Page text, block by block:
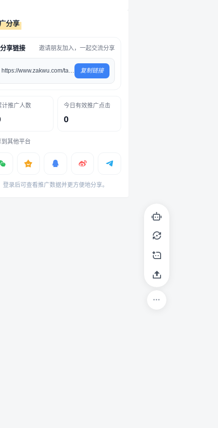
分享
分享链接 邀请朋友加入，一起交流分享
https://www.zakwu.com/tag/31 复制链接
计推广人数 今日有效推广点击
0
到其他平台
登录后可查看推广数据并更方便地分享。